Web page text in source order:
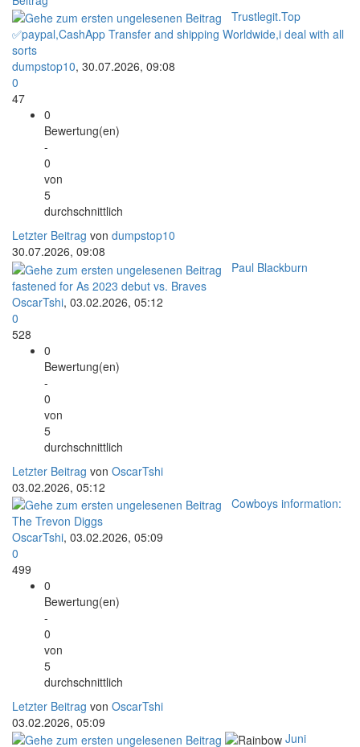
Trustlegit.Top
✅paypal,CashApp Transfer and shipping Worldwide,i deal with all
sorts
dumpstop10, 30.07.2026, 09:08
0
47
0
Bewertung(en)
-
0
von
5
durchschnittlich
Letzter Beitrag von dumpstop10
30.07.2026, 09:08
Paul Blackburn
fastened for As 2023 debut vs. Braves
OscarTshi, 03.02.2026, 05:12
0
528
0
Bewertung(en)
-
0
von
5
durchschnittlich
Letzter Beitrag von OscarTshi
03.02.2026, 05:12
Cowboys information:
The Trevon Diggs
OscarTshi, 03.02.2026, 05:09
0
499
0
Bewertung(en)
-
0
von
5
durchschnittlich
Letzter Beitrag von OscarTshi
03.02.2026, 05:09
Juni